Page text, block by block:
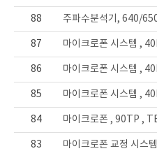
88 주파수분석기, 640/
87 마이크로폰 시스템 ,
86 마이크로폰 시스템 ,
85 마이크로폰 시스템 ,
84 마이크로폰 , 90TP ,
83 마이크로폰 교정 시스